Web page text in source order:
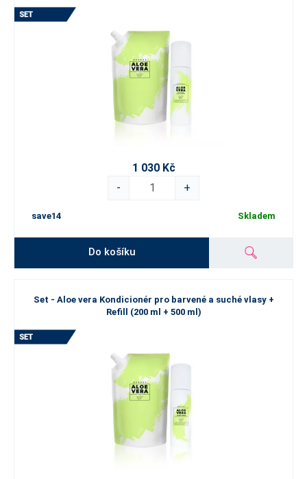
1 030 Kč
-
+
save14 Skladem
Do košíku
Set - Aloe vera Kondicionér pro barvené a suché vlasy +
Refill (200 ml + 500 ml)